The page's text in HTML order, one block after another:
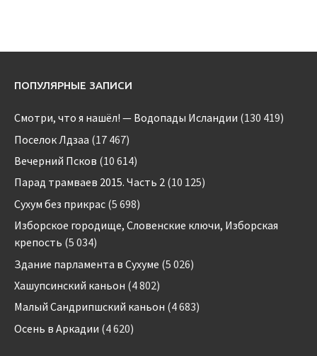
ПОПУЛЯРНЫЕ ЗАПИСИ
Смотри, что я нашёл! — Водопады Исландии (130 419)
Поселок Лдзаа (17 467)
Вечерний Псков (10 614)
Парад трамваев 2015. Часть 2 (10 125)
Сухум без прикрас (5 698)
Изборское городище, Словенские ключи, Изборская
крепость (5 034)
Здание парламента в Сухуме (5 026)
Хашупсинский каньон (4 802)
Малый Сандрипшский каньон (4 683)
Осень в Аркадии (4 620)